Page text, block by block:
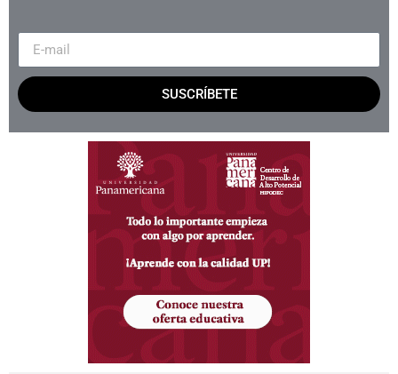
SUSCRÍBETE